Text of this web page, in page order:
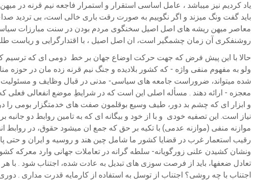
یاد کردیم نیز میباشد ، عامل اساسی استقرار و استمرار فاجعه نیم قرنه
باید گفت ونگ میزند و اگر نگوییم به صورت رقت باری خالی است، بی تردید
معاصر میهن ریشه های اصل اصیل سخنگوی مردم بودن در سنت مبارزات
روشنفکری آن زمان چشمگیر است، ان اصل اصیل ، با اقتدارگرایی و ریاست
حالا با این پیش فرض که جهت حرکت اوضاع جهان بر خط دومی ای که ترسیم
ولو به مفهوم منفی واژه - که کشور بلادیده و جنگ نیم قرنه زده مان در حوزه
شده میتواند، ضروراست جامعه های سیاسی- مدنی در قبال وظایف و مسئولیت
معجزه - ارائه دهند . مسأله اصلی این است که در شرایطِ موضع انفعالی فعلی
و ابزار ای که چشم بد دور، طیف وسیع بوقلمون صفت های خدمتگزار بومی را
نیاز است. این تصفیه خودی و با از خود و بیگانه ای که به تامین روابط دو
موازنه منفی (موازنه عدمی) با تکیه بر حق که جمع ان میشود حقوق، در روابط
رقیب استعمار غرب در قضایا کشور ما شامل چین هند و روسیه و ایران و حتی
ونشان کشیدن علنی زورگویانه- سلطه گرانه در تعاملات جهانی وارد معرکه
تعادل ضعفها، باید از فرصت سوزی های تبدیل به عادت شده، اجتناب شود . با
اجتناب با چه روشی؟ اجتناب از توسل به استفاده از کارمایه قدرت مداری .